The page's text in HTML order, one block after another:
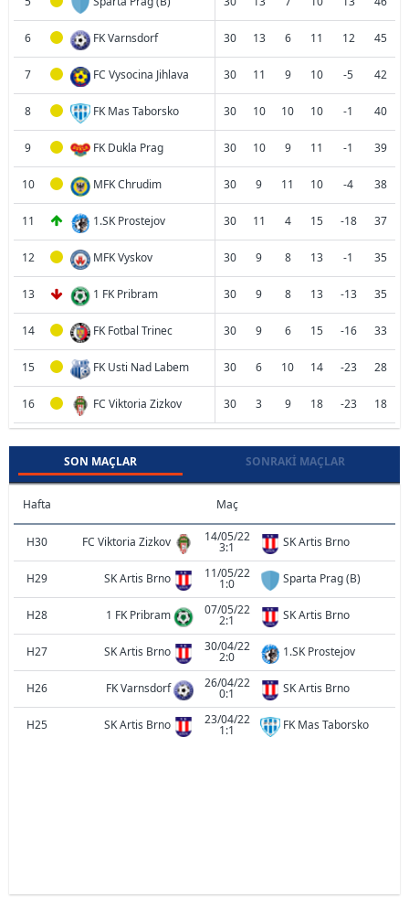
6 FK Varnsdorf 30 13 6 11 12 45
7 FC Vysocina Jihlava 30 11 9 10 -5 42
8 FK Mas Taborsko 30 10 10 10 -1 40
9 FK Dukla Prag 30 10 9 11 -1 39
10 MFK Chrudim 30 9 11 10 -4 38
11 1.SK Prostejov 30 11 4 15 -18 37
12 MFK Vyskov 30 9 8 13 -1 35
13 1 FK Pribram 30 9 8 13 -13 35
14 FK Fotbal Trinec 30 9 6 15 -16 33
15 FK Usti Nad Labem 30 6 10 14 -23 28
16 FC Viktoria Zizkov 30 3 9 18 -23 18
SON MAÇLAR SONRAKI MAÇLAR
Hafta Maç
H30 FC Viktoria Zizkov 14/05/22
3:1 SK Artis Brno
H29 SK Artis Brno 11/05/22
1:0 Sparta Prag (B)
H28 1 FK Pribram 07/05/22
2:1 SK Artis Brno
H27 SK Artis Brno 30/04/22
2:0 1.SK Prostejov
H26 FK Varnsdorf 26/04/22
0:1 SK Artis Brno
H25 SK Artis Brno 23/04/22
1:1 FK Mas Taborsko